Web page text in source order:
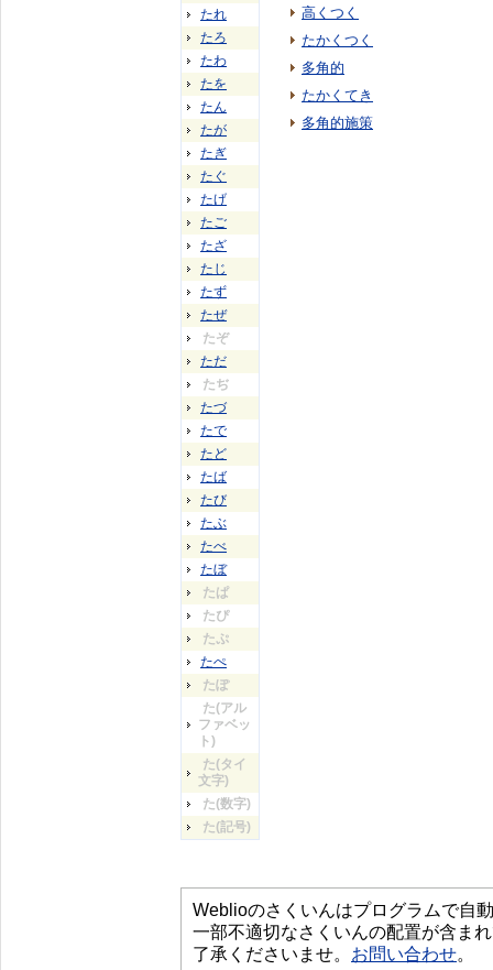
たれ
たろ
たわ
たを
たん
たが
たぎ
たぐ
たげ
たご
たざ
たじ
たず
たぜ
たぞ
ただ
たぢ
たづ
たで
たど
たば
たび
たぶ
たべ
たぼ
たぱ
たぴ
たぷ
たぺ
たぽ
た(アル
ファベッ
ト)
た(タイ
文字)
た(数字)
た(記号)
高くつく
たかくつく
多角的
たかくてき
多角的施策
Weblioのさくいんはプログラムで自
一部不適切なさくいんの配置が含ま
了承くださいませ。 お問い合わせ。